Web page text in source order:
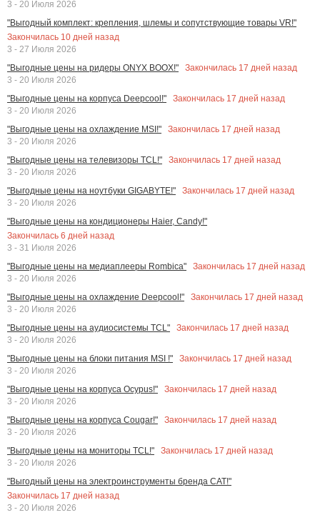
3 - 20 Июля 2026
"Выгодный комплект: крепления, шлемы и сопутствующие товары VR!"
Закончилась 10 дней назад
3 - 27 Июля 2026
"Выгодные цены на ридеры ONYX BOOX!"
Закончилась 17 дней назад
3 - 20 Июля 2026
"Выгодные цены на корпуса Deepcool!"
Закончилась 17 дней назад
3 - 20 Июля 2026
"Выгодные цены на охлаждение MSI!"
Закончилась 17 дней назад
3 - 20 Июля 2026
"Выгодные цены на телевизоры TCL!"
Закончилась 17 дней назад
3 - 20 Июля 2026
"Выгодные цены на ноутбуки GIGABYTE!"
Закончилась 17 дней назад
3 - 20 Июля 2026
"Выгодные цены на кондиционеры Haier, Candy!"
Закончилась 6 дней назад
3 - 31 Июля 2026
"Выгодные цены на медиаплееры Rombica"
Закончилась 17 дней назад
3 - 20 Июля 2026
"Выгодные цены на охлаждение Deepcool!"
Закончилась 17 дней назад
3 - 20 Июля 2026
"Выгодные цены на аудиосистемы TCL"
Закончилась 17 дней назад
3 - 20 Июля 2026
"Выгодные цены на блоки питания MSI !"
Закончилась 17 дней назад
3 - 20 Июля 2026
"Выгодные цены на корпуса Ocypus!"
Закончилась 17 дней назад
3 - 20 Июля 2026
"Выгодные цены на корпуса Cougar!"
Закончилась 17 дней назад
3 - 20 Июля 2026
"Выгодные цены на мониторы TCL!"
Закончилась 17 дней назад
3 - 20 Июля 2026
"Выгодный цены на электроинструменты бренда CAT!"
Закончилась 17 дней назад
3 - 20 Июля 2026